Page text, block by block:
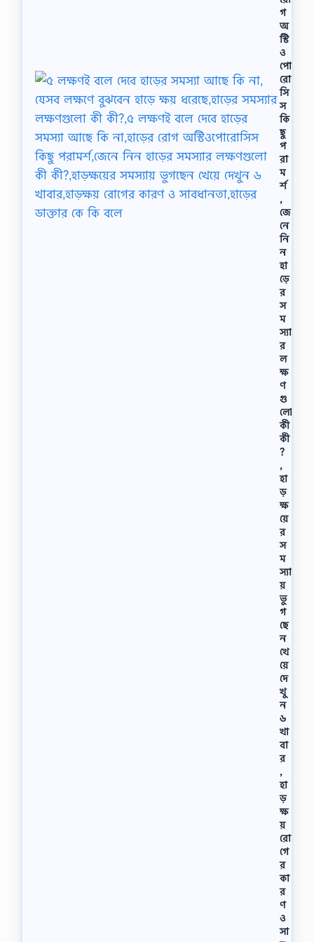
গ
অ
স্টি
ও
পো
রো
সি
স
কি
ছু
প
রা
ম
র্শ
,
জে
নে
নি
ন
হা
ড়ে
র
স
ম
স্যা
র
ল
ক্ষ
ণ
গু
লো
কী
কী
?
,
হা
ড়
ক্ষ
য়ে
র
স
ম
স্যা
য়
ভু
গ
ছে
ন
খে
য়ে
দে
খু
ন
৬
খা
বা
র
,
হা
ড়
ক্ষ
য়
রো
গে
র
কা
র
ণ
ও
সা